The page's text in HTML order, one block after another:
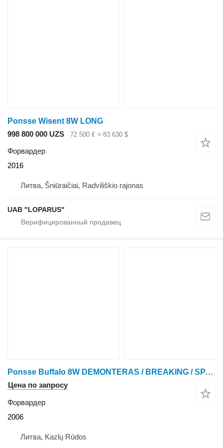
Ponsse Wisent 8W LONG
998 800 000 UZS
72 500 € ≈ 83 630 $
Форвардер
2016
Литва, Šniūraičiai, Radviliškio rajonas
UAB "LOPARUS"
Ponsse Buffalo 8W DEMONTERAS / BREAKING / SPARE PARTS
Цена по запросу
Форвардер
2006
Литва, Kazlų Rūdos